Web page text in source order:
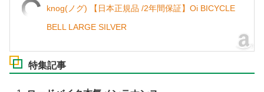
knog(ノグ) 【日本正規品 /2年間保証】Oi BICYCLE
BELL LARGE SILVER
特集記事